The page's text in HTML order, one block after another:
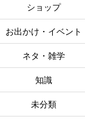
ショップ
お出かけ・イベント
ネタ・雑学
知識
未分類